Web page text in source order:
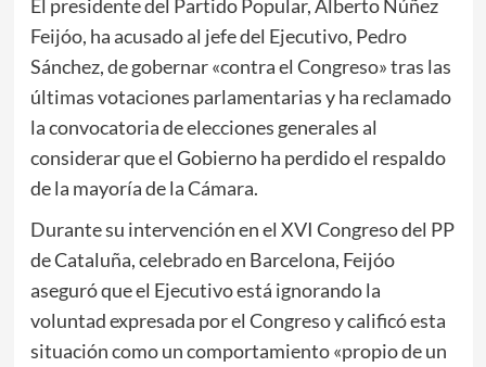
El presidente del Partido Popular, Alberto Núñez
Feijóo, ha acusado al jefe del Ejecutivo, Pedro
Sánchez, de gobernar «contra el Congreso» tras las
últimas votaciones parlamentarias y ha reclamado
la convocatoria de elecciones generales al
considerar que el Gobierno ha perdido el respaldo
de la mayoría de la Cámara.
Durante su intervención en el XVI Congreso del PP
de Cataluña, celebrado en Barcelona, Feijóo
aseguró que el Ejecutivo está ignorando la
voluntad expresada por el Congreso y calificó esta
situación como un comportamiento «propio de un